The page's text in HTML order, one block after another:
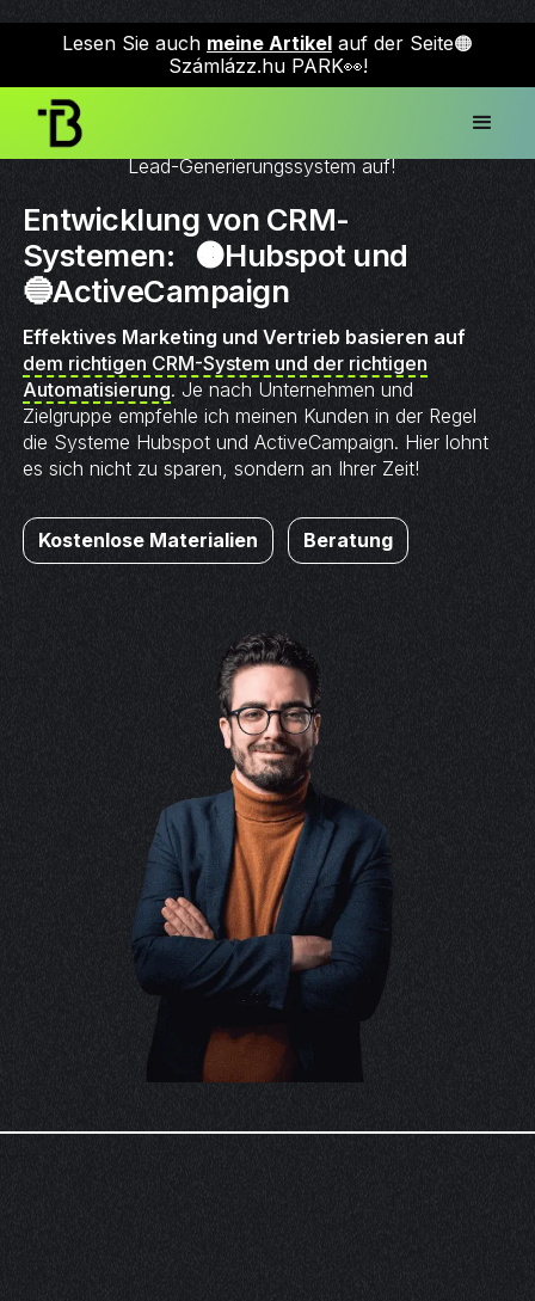
Lesen Sie auch meine Artikel auf der Seite🟠
Számlázz.hu PARK👀!
Beschleunigen Sie den Verkauf selbst, bauen Sie ein
Lead-Generierungssystem auf!
Entwicklung von CRM-
Systemen: 🟠Hubspot und
🔵ActiveCampaign
Effektives Marketing und Vertrieb basieren auf
dem richtigen CRM-System und der richtigen
Automatisierung. Je nach Unternehmen und
Zielgruppe empfehle ich meinen Kunden in der Regel
die Systeme Hubspot und ActiveCampaign. Hier lohnt
es sich nicht zu sparen, sondern an Ihrer Zeit!
Kostenlose Materialien Beratung